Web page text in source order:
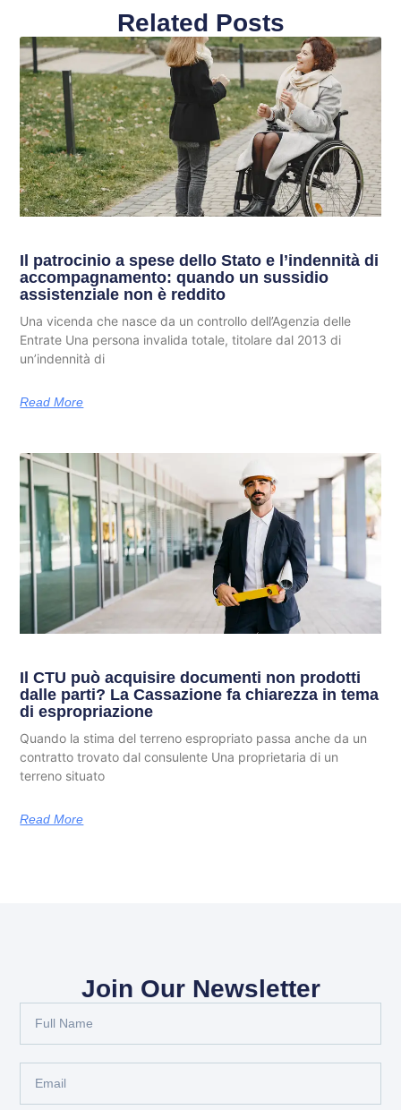
Related Posts
Il patrocinio a spese dello Stato e l’indennità di
accompagnamento: quando un sussidio
assistenziale non è reddito
Una vicenda che nasce da un controllo dell’Agenzia delle
Entrate Una persona invalida totale, titolare dal 2013 di
un’indennità di
Read More
Il CTU può acquisire documenti non prodotti
dalle parti? La Cassazione fa chiarezza in tema
di espropriazione
Quando la stima del terreno espropriato passa anche da un
contratto trovato dal consulente Una proprietaria di un
terreno situato
Read More
Join Our Newsletter